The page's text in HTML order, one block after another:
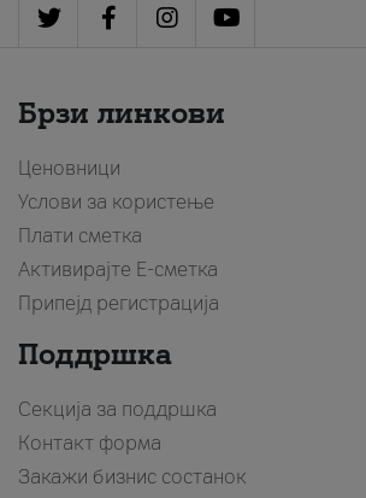
Брзи линкови
Ценовници
Услови за користење
Плати сметка
Активирајте Е-сметка
Припејд регистрација
Поддршка
Секција за поддршка
Контакт форма
Закажи бизнис состанок